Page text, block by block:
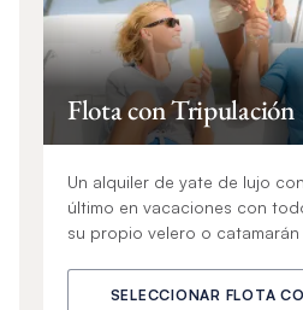
Flota con Tripulación
Un alquiler de yate de lujo
último en vacaciones con
su propio velero o catamarán
SELECCIONAR FLOTA